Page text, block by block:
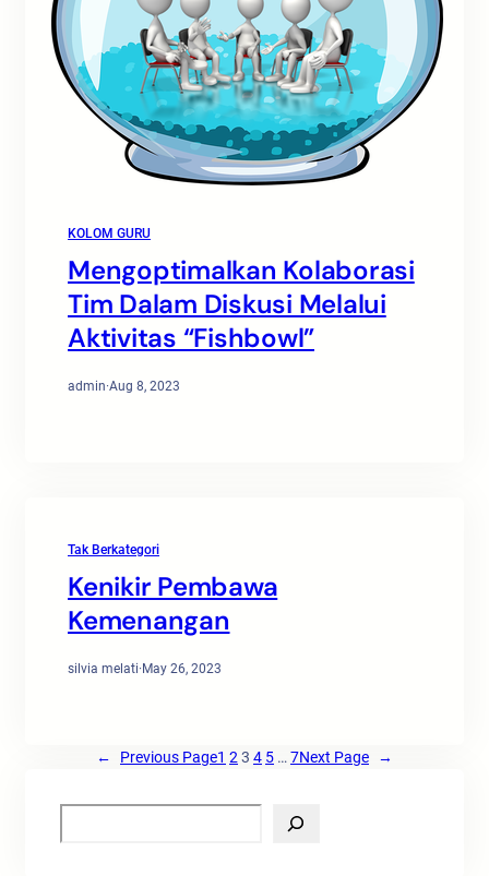
KOLOM GURU
Mengoptimalkan Kolaborasi
Tim Dalam Diskusi Melalui
Aktivitas “Fishbowl”
admin·Aug 8, 2023
Tak Berkategori
Kenikir Pembawa
Kemenangan
silvia melati·May 26, 2023
← Previous Page1 2 3 4 5 … 7Next Page →
e